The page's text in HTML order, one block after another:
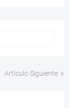
Artículo Siguiente